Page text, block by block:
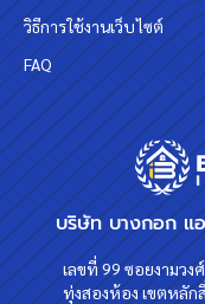
บริษัท บางกอก แ
เลขที่ 99 ซอยงามวง
ทุ่งสองห้อง เขตหลัก
วิธีการใช้งานเว็บไซต์
FAQ